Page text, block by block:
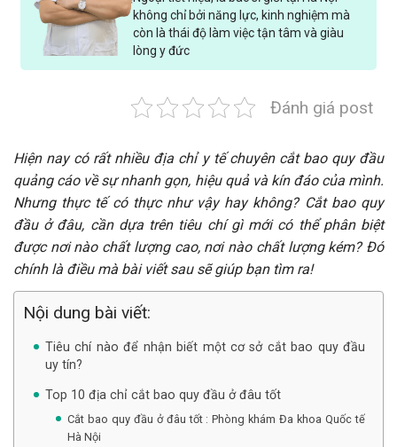
không chỉ bởi năng lực, kinh nghiệm mà
còn là thái độ làm việc tận tâm và giàu
lòng y đức
Đánh giá post
Hiện nay có rất nhiều địa chỉ y tế chuyên cắt bao quy đầu
quảng cáo về sự nhanh gọn, hiệu quả và kín đáo của mình.
Nhưng thực tế có thực như vậy hay không? Cắt bao quy
đầu ở đâu, cần dựa trên tiêu chí gì mới có thể phân biệt
được nơi nào chất lượng cao, nơi nào chất lượng kém? Đó
chính là điều mà bài viết sau sẽ giúp bạn tìm ra!
Nội dung bài viết:
Tiêu chí nào để nhận biết một cơ sở cắt bao quy đầu
uy tín?
Top 10 địa chỉ cắt bao quy đầu ở đâu tốt
Cắt bao quy đầu ở đâu tốt : Phòng khám Đa khoa Quốc tế
Hà Nội